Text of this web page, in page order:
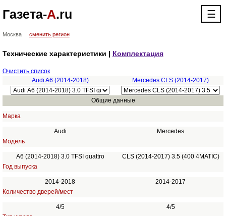
Газета-А.ru ☰
Москва сменить регион
Технические характеристики | Комплектация
Очистить список
Audi A6 (2014-2018)
Mercedes CLS (2014-2017)
Общие данные
Марка
Audi
Mercedes
Модель
A6 (2014-2018) 3.0 TFSI quattro
CLS (2014-2017) 3.5 (400 4MATIC)
Год выпуска
2014-2018
2014-2017
Количество дверей/мест
4/5
4/5